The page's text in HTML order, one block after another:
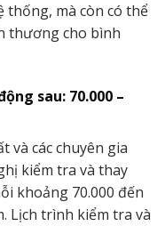
thống, mà còn có thể
thương cho bình
sau: 70.000 –
và các chuyên gia
kiểm tra và thay
khoảng 70.000 đến
Lịch trình kiểm tra và